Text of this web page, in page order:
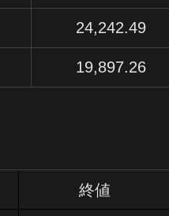
24,242.49
19,897.26
終値